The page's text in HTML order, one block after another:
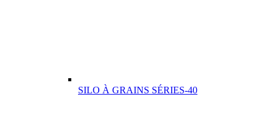
SILO À GRAINS SÉRIES-40